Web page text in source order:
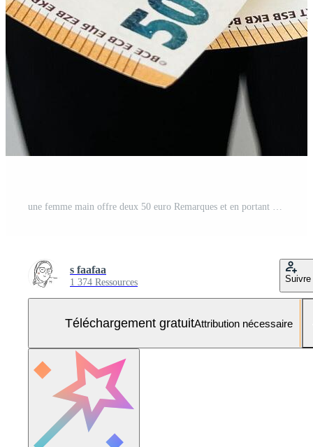
une femme main offre deux 50 euro Remarques et en portant bouquet de euro argent. euro billets de banque, européen syndicat papier monnaie. économie argent concept. finance, entreprise, investissement, inflation, achat Puissance Photo Gratuite
s faafaa
1 374 Ressources Suivre
Téléchargement gratuitAttribution nécessaire